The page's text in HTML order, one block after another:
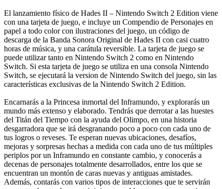
El lanzamiento físico de Hades II – Nintendo Switch 2 Edition viene
con una tarjeta de juego, e incluye un Compendio de Personajes en
papel a todo color con ilustraciones del juego, un código de
descarga de la Banda Sonora Original de Hades II con casi cuatro
horas de música, y una carátula reversible. La tarjeta de juego se
puede utilizar tanto en Nintendo Switch 2 como en Nintendo
Switch. Si esta tarjeta de juego se utiliza en una consola Nintendo
Switch, se ejecutará la version de Nintendo Switch del juego, sin las
características exclusivas de la Nintendo Switch 2 Edition.
Encarnarás a la Princesa inmortal del Inframundo, y explorarás un
mundo más extenso y elaborado. Tendrás que derrotar a las huestes
del Titán del Tiempo con la ayuda del Olimpo, en una historia
desgarradora que se irá desgranando poco a poco con cada uno de
tus logros o reveses. Te esperan nuevas ubicaciones, desafíos,
mejoras y sorpresas hechas a medida con cada uno de tus múltiples
periplos por un Inframundo en constante cambio, y conocerás a
decenas de personajes totalmente desarrollados, entre los que se
encuentran un montón de caras nuevas y antiguas amistades.
Además, contarás con varios tipos de interacciones que te servirán